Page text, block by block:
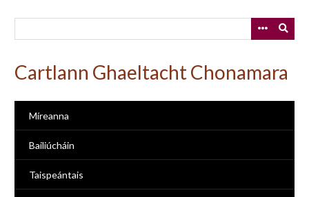
Cartlann Ghaeltacht Chonamara
Míreanna
Bailiúcháin
Taispeántais